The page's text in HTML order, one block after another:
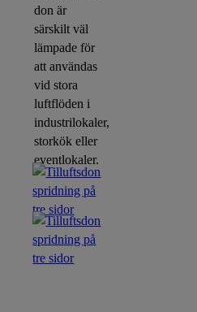
don är
särskilt väl
lämpade för
att användas
vid stora
luftflöden i
industrilokaler,
storkök eller
eventlokaler.